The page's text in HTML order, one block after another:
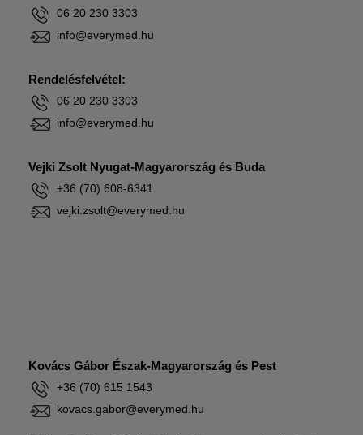
06 20 230 3303
info@everymed.hu
Rendelésfelvétel:
06 20 230 3303
info@everymed.hu
Vejki Zsolt Nyugat-Magyarország és Buda
+36 (70) 608-6341
vejki.zsolt@everymed.hu
Kovács Gábor Észak-Magyarország és Pest
+36 (70) 615 1543
kovacs.gabor@everymed.hu